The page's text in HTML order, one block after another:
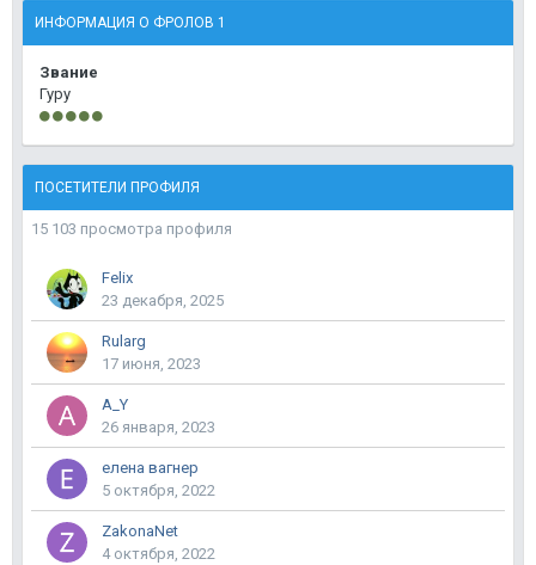
ИНФОРМАЦИЯ О ФРОЛОВ 1
Звание
Гуру
ПОСЕТИТЕЛИ ПРОФИЛЯ
15 103 просмотра профиля
Felix
23 декабря, 2025
Rularg
17 июня, 2023
A_Y
26 января, 2023
елена вагнер
5 октября, 2022
ZakonaNet
4 октября, 2022